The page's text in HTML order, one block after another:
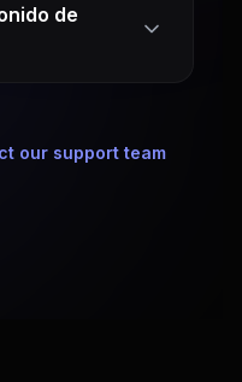
de
our support team